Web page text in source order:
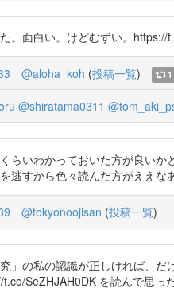
。面白い。けどむずい。https://
@aloha_koh (投稿一覧) 1
@shiratama0311
らいわかっておいた方が良い
逃すから色々読んだ方がええ
@tokyonoojisan (投稿一覧)
究」の私の認識が正しければ、
SeZHJAH0DK を読んで思っ